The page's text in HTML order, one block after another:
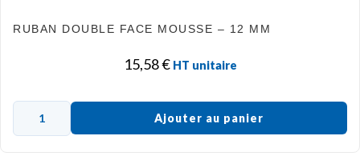
RUBAN DOUBLE FACE MOUSSE – 12 MM
15,58€ HT unitaire
Ajouter au panier